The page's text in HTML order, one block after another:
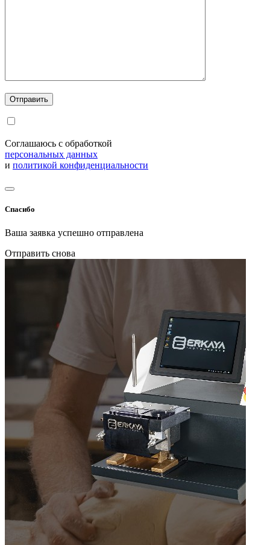
Соглашаюсь с обработкой
персональных данных
и политикой конфиденциальности
Спасибо
Ваша заявка успешно отправлена
Отправить снова